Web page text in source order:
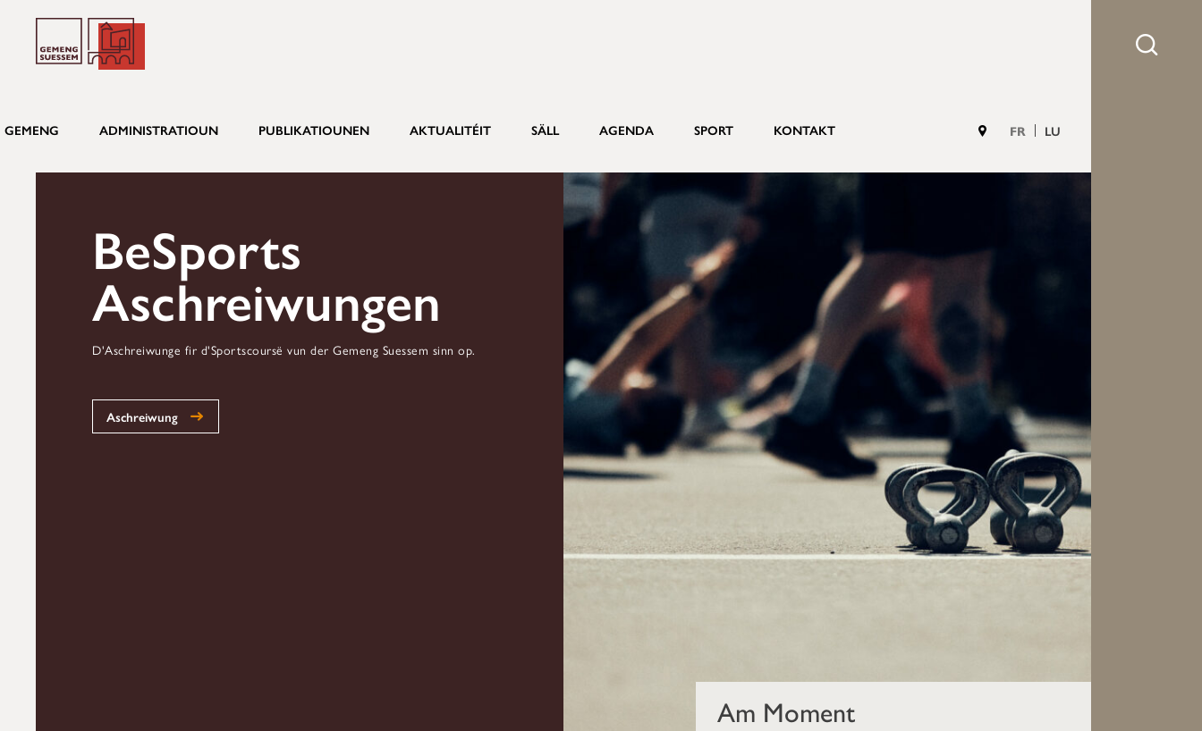
GEMENG ADMINISTRATIOUN PUBLIKATIOUNEN AKTUALITÉIT SÄLL AGENDA SPORT KONTAKT FR LU
BeSports
Aschreiwungen
D'Aschreiwunge fir d'Sportscoursë vun der Gemeng Suessem sinn op.
Aschreiwung
Am Moment